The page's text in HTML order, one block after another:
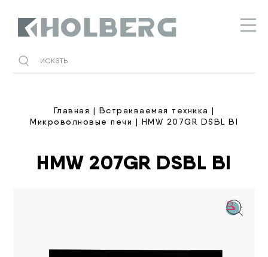
Главная | Встраиваемая техника |
Микроволновые печи | HMW 207GR DSBL BI
HMW 207GR DSBL BI
🔍